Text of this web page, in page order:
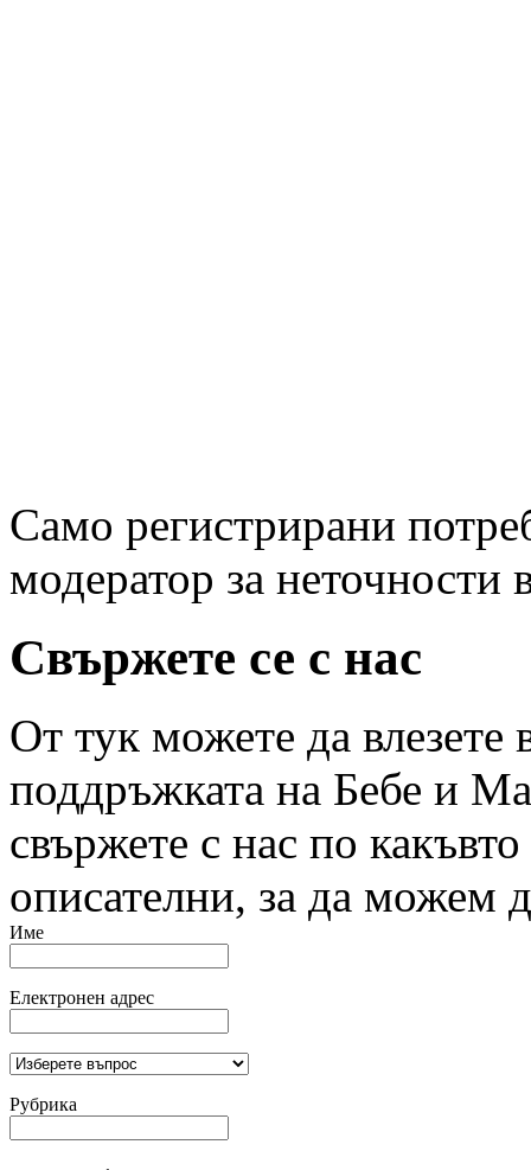
Само регистрирани
модератор за неточности
Свържете се с нас
От тук можете да влезете
поддръжката на Бебе и
свържете с нас по
описателни, за да можем
Име
Електронен адрес
Рубрика